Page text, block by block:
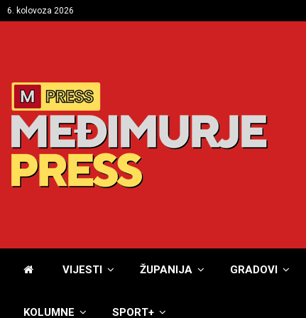
6. kolovoza 2026
VIJESTI ŽUPANIJA GRADOVI
KOLUMNE SPORT+